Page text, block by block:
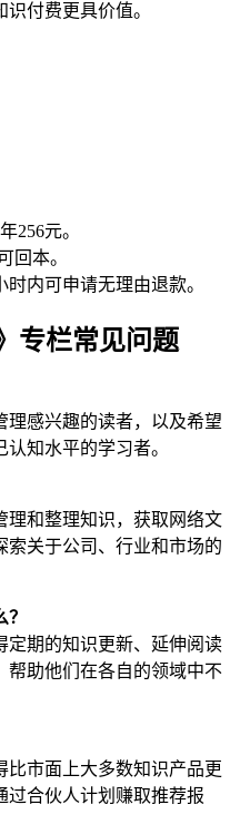
付费更具价值。
256元。
回本。
内可申请无理由退款。
专栏常见问题
理感兴趣的读者，以及希望
知水平的学习者。
理和整理知识，获取网络文
索关于公司、行业和市场的
定期的知识更新、延伸阅读
帮助他们在各自的领域中不
市面上大多数知识产品更
过合伙人计划赚取推荐报